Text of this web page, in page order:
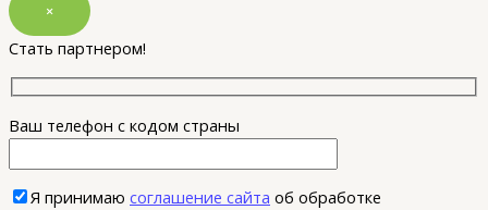
×
Стать партнером!
Ваш телефон с кодом страны
Я принимаю соглашение сайта об обработке